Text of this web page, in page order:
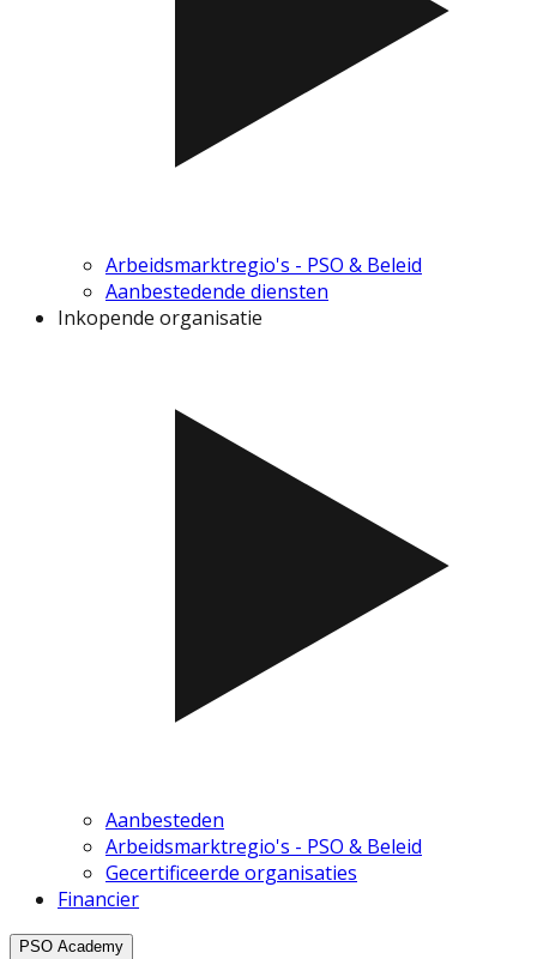
Arbeidsmarktregio's - PSO & Beleid
Aanbestedende diensten
Inkopende organisatie
Aanbesteden
Arbeidsmarktregio's - PSO & Beleid
Gecertificeerde organisaties
Financier
PSO Academy